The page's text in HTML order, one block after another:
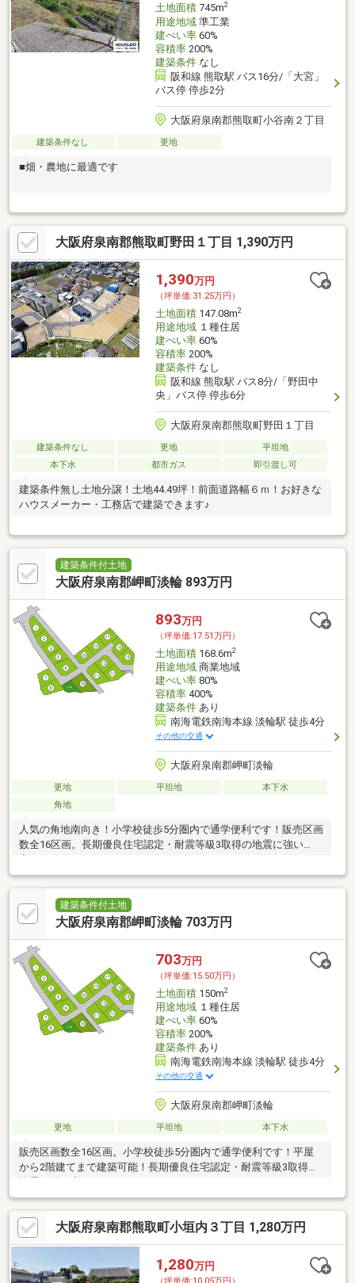
土地面積745m2
用途地域準工業
建ぺい率60%
容積率200%
建築条件なし
阪和線 熊取駅 バス16分/「大宮」
バス停 停歩2分
大阪府泉南郡熊取町小谷南２丁目
建築条件なし 更地
■畑・農地に最適です
大阪府泉南郡熊取町野田１丁目 1,390万円
1,390万円
（坪単価:31.25万円）
土地面積147.08m2
用途地域１種住居
建ぺい率60%
容積率200%
建築条件なし
阪和線 熊取駅 バス8分/「野田中
央」バス停 停歩6分
大阪府泉南郡熊取町野田１丁目
建築条件なし 更地
平坦地
本下水
都市ガス 即引渡し可
建築条件無し土地分譲！土地44.49坪！前面道路幅６ｍ！お好きな
ハウスメーカー・工務店で建築できます♪
建築条件付土地
大阪府泉南郡岬町淡輪 893万円
893万円
（坪単価:17.51万円）
土地面積168.6m2
用途地域商業地域
建ぺい率80%
容積率400%
建築条件あり
南海電鉄南海本線 淡輪駅 徒歩4分
その他の交通
大阪府泉南郡岬町淡輪
更地 平坦地
本下水
角地
人気の角地南向き！小学校徒歩5分圏内で通学便利です！販売区画
数全16区画。長期優良住宅認定・耐震等級3取得の地震に強い
建築条件付土地
大阪府泉南郡岬町淡輪 703万円
703万円
（坪単価:15.50万円）
土地面積150m2
用途地域１種住居
建ぺい率60%
容積率200%
建築条件あり
南海電鉄南海本線 淡輪駅 徒歩4分
その他の交通
大阪府泉南郡岬町淡輪
更地 平坦地 本下水
販売区画数全16区画。小学校徒歩5分圏内で通学便利です！平屋
から2階建てまで建築可能！長期優良住宅認定・耐震等級3取得の
大阪府泉南郡熊取町小垣内３丁目 1,280万円
1,280万円